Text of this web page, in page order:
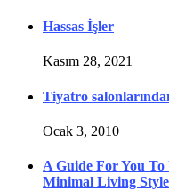
Hassas İşler
Kasım 28, 2021
Tiyatro
Ocak 3, 2010
A Guide For You
Minimal Living Style